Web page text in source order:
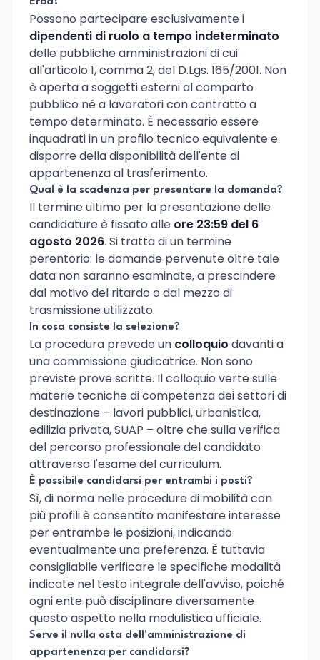
Possono partecipare esclusivamente i
dipendenti di ruolo a tempo indeterminato
delle pubbliche amministrazioni di cui
all'articolo 1, comma 2, del D.Lgs. 165/2001. Non
è aperta a soggetti esterni al comparto
pubblico né a lavoratori con contratto a
tempo determinato. È necessario essere
inquadrati in un profilo tecnico equivalente e
disporre della disponibilità dell'ente di
appartenenza al trasferimento.
Qual è la scadenza per presentare la domanda?
Il termine ultimo per la presentazione delle
candidature è fissato alle ore 23:59 del 6
agosto 2026. Si tratta di un termine
perentorio: le domande pervenute oltre tale
data non saranno esaminate, a prescindere
dal motivo del ritardo o dal mezzo di
trasmissione utilizzato.
In cosa consiste la selezione?
La procedura prevede un colloquio davanti a
una commissione giudicatrice. Non sono
previste prove scritte. Il colloquio verte sulle
materie tecniche di competenza dei settori di
destinazione – lavori pubblici, urbanistica,
edilizia privata, SUAP – oltre che sulla verifica
del percorso professionale del candidato
attraverso l'esame del curriculum.
È possibile candidarsi per entrambi i posti?
Sì, di norma nelle procedure di mobilità con
più profili è consentito manifestare interesse
per entrambe le posizioni, indicando
eventualmente una preferenza. È tuttavia
consigliabile verificare le specifiche modalità
indicate nel testo integrale dell'avviso, poiché
ogni ente può disciplinare diversamente
questo aspetto nella modulistica ufficiale.
Serve il nulla osta dell'amministrazione di
appartenenza per candidarsi?